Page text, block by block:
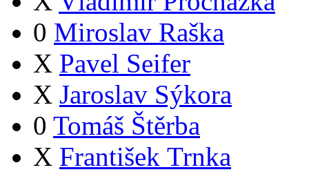
0 Miroslav Raška
X Pavel Seifer
X Jaroslav Sýkora
0 Tomáš Štěrba
X František Trnka